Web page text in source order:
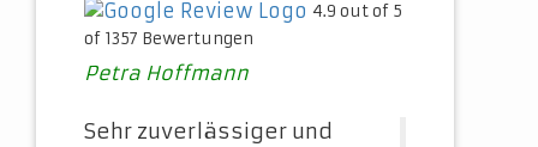
4.9 out of 5
of 1357 Bewertungen
Petra Hoffmann
Sehr zuverlässiger und